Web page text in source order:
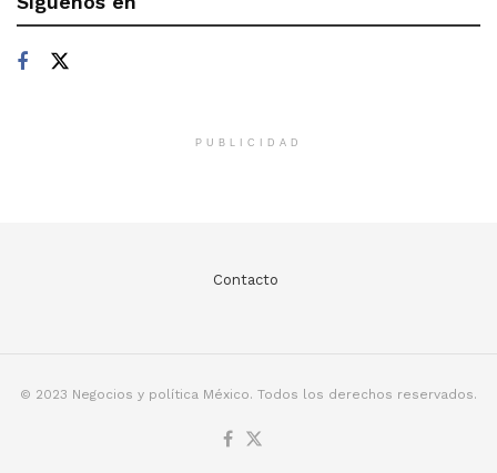
PUBLICIDAD
Contacto
© 2023 Negocios y política México. Todos los derechos reservados.